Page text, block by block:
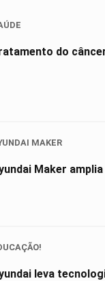
do
MAKER
leva